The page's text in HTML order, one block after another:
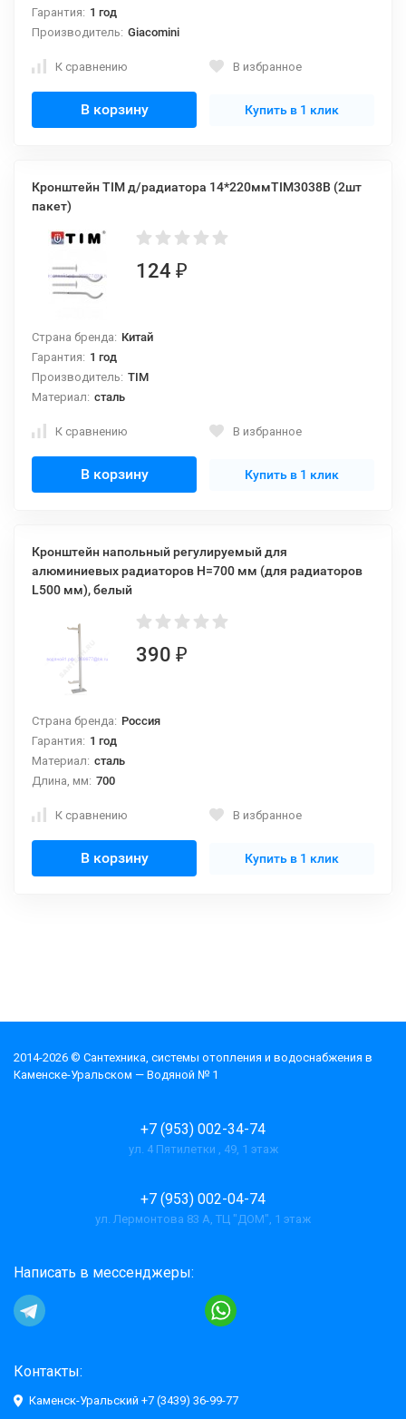
Гарантия: 1 год
Производитель: Giacomini
К сравнению В избранное
В корзину Купить в 1 клик
Кронштейн TIM д/радиатора 14*220ммTIM3038B (2шт
пакет)
124 ₽
Страна бренда: Китай
Гарантия: 1 год
Производитель: TIM
Материал: сталь
К сравнению В избранное
В корзину Купить в 1 клик
Кронштейн напольный регулируемый для
алюминиевых радиаторов H=700 мм (для радиаторов
L500 мм), белый
390 ₽
Страна бренда: Россия
Гарантия: 1 год
Материал: сталь
Длина, мм: 700
К сравнению В избранное
В корзину Купить в 1 клик
2014-2026 © Cантехника, системы отопления и водоснабжения в
Каменске-Уральском — Водяной № 1
+7 (953) 002-34-74
ул. 4 Пятилетки , 49, 1 этаж
+7 (953) 002-04-74
ул. Лермонтова 83 А, ТЦ "ДОМ", 1 этаж
Написать в мессенджеры:
Контакты:
Каменск-Уральский +7 (3439) 36-99-77